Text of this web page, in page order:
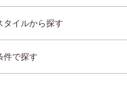
知らせ
タイルから探す
件で探す